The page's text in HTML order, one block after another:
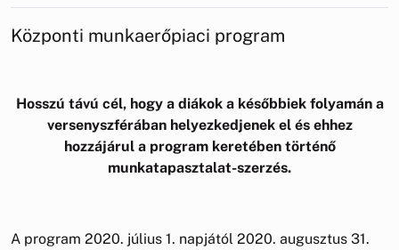
Központi munkaerőpiaci program
Hosszú távú cél, hogy a diákok a későbbiek folyamán a
versenyszférában helyezkedjenek el és ehhez
hozzájárul a program keretében történő
munkatapasztalat-szerzés.
A program 2020. július 1. napjától 2020. augusztus 31.